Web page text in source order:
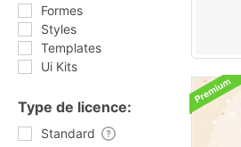
Formes
Styles
Templates
Ui Kits
Type de licence:
Standard